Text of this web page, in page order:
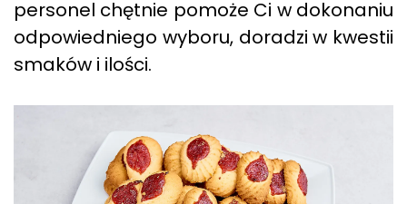
personel chętnie pomoże Ci w dokonaniu
odpowiedniego wyboru, doradzi w kwestii
smaków i ilości.